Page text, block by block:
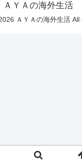
ＡＹＡの海外生活
ＡＹＡの海外生活 All